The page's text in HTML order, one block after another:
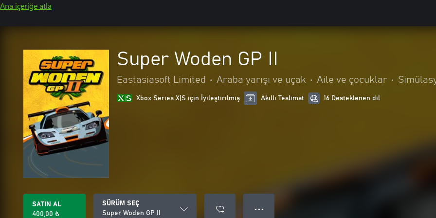
Ana içeriğe atla
Super Woden GP II
Eastasiasoft Limited • Araba yarışı ve uçak • Aile ve çocuklar •
Xbox Series X|S için İyileştirilmiş Akıllı Teslimat 16 Desteklenen dil
SATIN AL
400,00 ₺
SÜRÜM SEÇ
Super Woden GP II
● ● ●